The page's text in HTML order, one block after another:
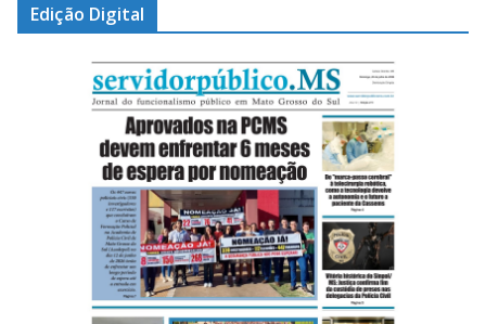
Edição Digital